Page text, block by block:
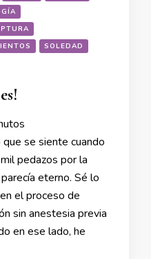
SOLEDAD
que se siente cuando
pedazos por la
eterno. Sé lo
el proceso de
sin anestesia previa
en ese lado, he